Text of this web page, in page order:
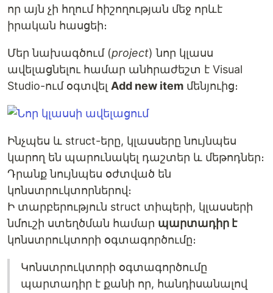
որ այն չի հղում հիշողության մեջ որևէ
իրական հասցեի։
Մեր նախագծում (project) նոր կլասս
ավելացնելու համար անհրաժեշտ է Visual
Studio-ում օգտվել Add new item մենյուից։
Ինչպես և struct-երը, կլասսերը նույնպես
կարող են պարունակել դաշտեր և մեթոդներ։
Դրանք նույնպես օժտված են
կոնստրուկտորներով։
Ի տարբերություն struct տիպերի, կլասսերի
նմուշի ստեղծման համար պարտադիր է
կոնստրուկտորի օգտագործումը։
Կոնստրուկտորի օգտագործումը
պարտադիր է քանի որ, հանդիսանալով